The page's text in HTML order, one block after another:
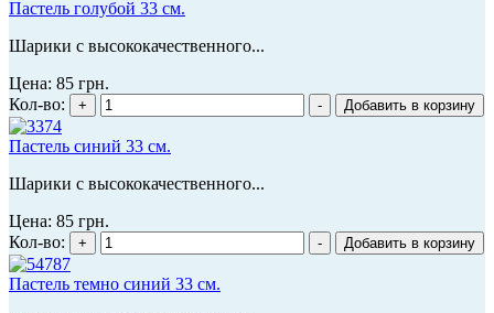
Пастель голубой 33 см.
Шарики с высококачественного...
Цена: 85 грн.
Кол-во:
Пастель синий 33 см.
Шарики с высококачественного...
Цена: 85 грн.
Кол-во:
Пастель темно синий 33 см.